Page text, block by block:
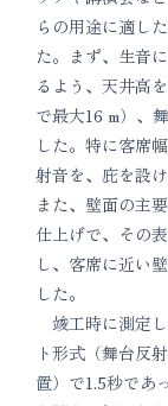
らの用途に適し
た。まず、生音
るよう、天井高
で最大16 m）、
した。特に客席
射音を、庇を設
また、壁面の主
仕上げで、その
し、客席に近い
した。
竣工時に測定
ト形式（舞台反
置）で1.5秒であ